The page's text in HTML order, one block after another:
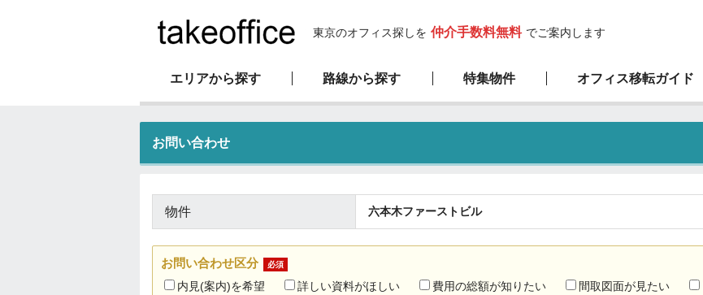
東京のオフィス探しを 仲介手数料無料 でご案内します
エリアから探す 路線から探す 特集物件
新耐震基準物件 高層ビル物件 新築物件
オフィス移転ガイド
オフィス移転マニュアル サービスの流れ
会社概要
弊社の特徴
お問い合わせ
物件 六本木ファーストビル
お問い合わせ区分 必須
内見(案内)を希望 詳しい資料がほしい 費用の総額が知りたい 間取図面が見たい